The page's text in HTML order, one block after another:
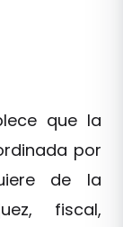
que la
por
de la
fiscal,